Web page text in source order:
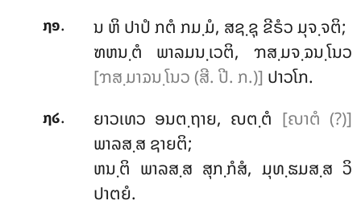
໗໑.
ນ ຫິ ປາປໍ ກຕໍ ກມ຺ມໍ, ສຊ຺ຊຸ ຂີຣໍວ ມຸຈ຺ຈຕິ;
ຑຫນ຺ຕໍ ພາລມນ຺ເວຕິ, ຠສ຺ມຈ຺ຉນ຺ໂນວ
[ຠສ຺ມາຉນ຺ໂນວ (ສີ. ປີ. ກ.)] ປາວໂກ.
໗໒. ຍາວເທວ ອນຕ຺ຖາຍ, ຎຕ຺ຕໍ [ຎາຕໍ (?)]
ພາລສ຺ສ ຊາຍຕິ;
ຫນ຺ຕິ ພາລສ຺ສ ສຸກ຺ກໍສໍ, ມຸທ຺ຘມສ຺ສ ວິ
ປາຕຍໍ.